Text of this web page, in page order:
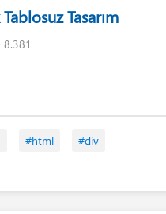
Tasarım
8.381
#html
#div